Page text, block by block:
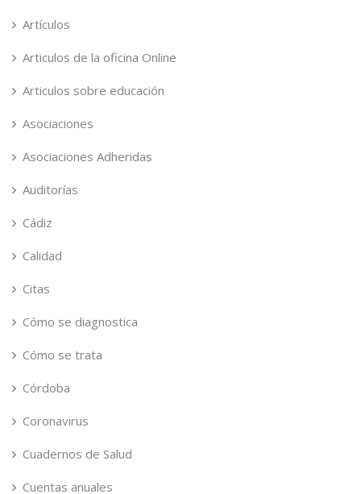
Artículos
Articulos de la oficina Online
Articulos sobre educación
Asociaciones
Asociaciones Adheridas
Auditorías
Cádiz
Calidad
Citas
Cómo se diagnostica
Cómo se trata
Córdoba
Coronavirus
Cuadernos de Salud
Cuentas anuales